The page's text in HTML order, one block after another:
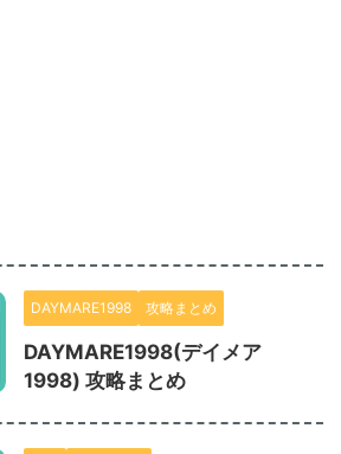
DAYMARE1998 攻略まとめ
DAYMARE1998(デイメア
1998) 攻略まとめ